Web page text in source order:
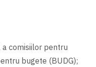
comisiilor pentru
bugete (BUDG);